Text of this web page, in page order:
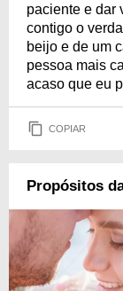
paciente e dar
contigo o
beijo e de um
pessoa mais
acaso que eu
COPIAR
Propósitos